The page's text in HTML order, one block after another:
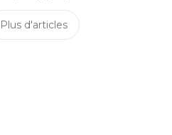
Plus d'articles